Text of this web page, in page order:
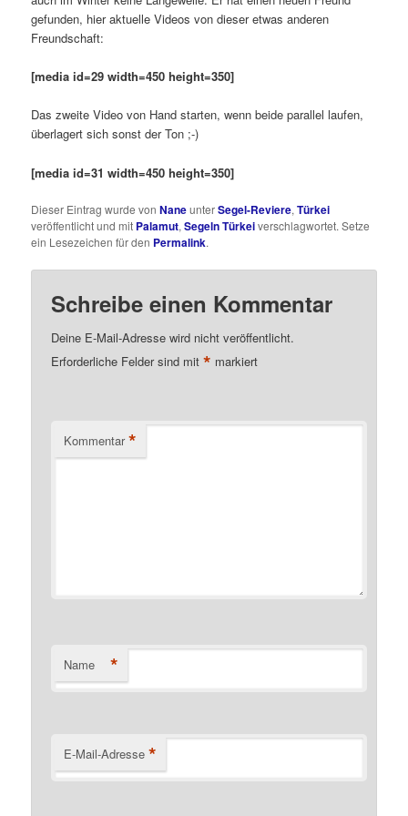
gefunden, hier aktuelle Videos von dieser etwas anderen
Freundschaft:
[media id=29 width=450 height=350]
Das zweite Video von Hand starten, wenn beide parallel laufen,
überlagert sich sonst der Ton ;-)
[media id=31 width=450 height=350]
Dieser Eintrag wurde vonNaneunterSegel-Reviere,Türkei
veröffentlicht und mit Palamut,Segeln Türkeiverschlagwortet. Setze
ein Lesezeichen für den Permalink.
Schreibe einen Kommentar
Deine E-Mail-Adresse wird nicht veröffentlicht.
Erforderliche Felder sind mit* markiert
Kommentar *
Name *
E-Mail-Adresse *